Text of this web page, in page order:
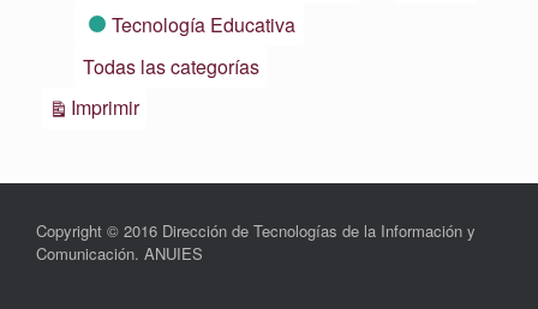
Tecnología Educativa
Todas las categorías
ImprimirVistas
Copyright © 2016 Dirección de Tecnologías de la Información y
Comunicación. ANUIES